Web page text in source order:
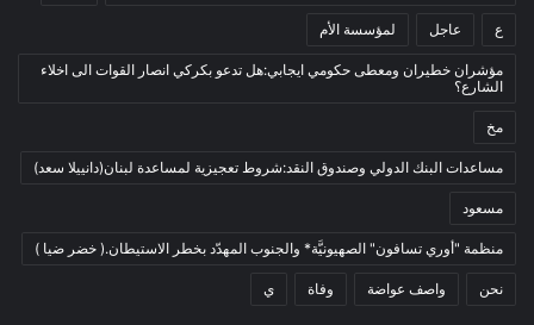
أدب وشعر
بروفايل
تربية وتعليم
(73)
فلسفة
فنون
ع عاجل لمؤسسة الأم
مؤشران خطيران ومعطى حكومي ايجابي:هل تدعو بكركي انصار القوات الى اخلاء
الشارع؟
مخ
مساعدات البنك الدولي وصندوق النقد:شروط تعجيزية لمساعدة لبنان(دانييلا سعد)
مسعود
منظمة "أوري تسافون" الصهيونيَّة* والجنوب المهدّد بخطر الاستيطان.( خضر ضيا )
نحن واصف عواضة وفاة ي